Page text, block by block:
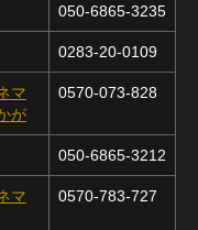
050-6865-3235
0283-20-0109
マ
が
0570-073-828
050-6865-3212
マ
0570-783-727